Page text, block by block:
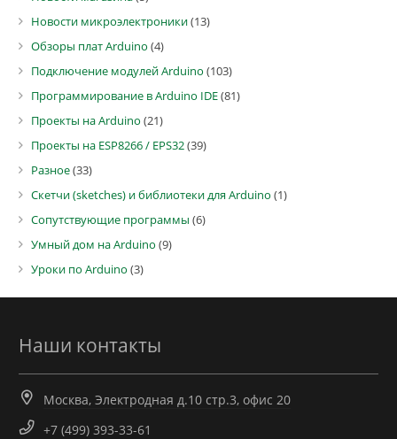
Новости микроэлектроники(13)
Обзоры плат Arduino (4)
Подключение модулей Arduino (103)
Программирование в Arduino IDE(81)
Проекты на Arduino (21)
Проекты на ESP8266 / EPS32(39)
Разное(33)
Скетчи (sketches) и библиотеки для Arduino (1)
Сопутствующие программы (6)
Умный дом на Arduino (9)
Уроки по Arduino (3)
Наши контакты
Москва, Электродная д.10 стр.3, офис 20
+7 (499) 393-33-61